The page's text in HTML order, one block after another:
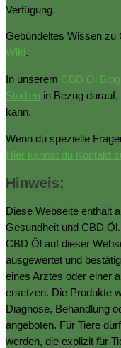
Verfügung.
Gebündeltes Wissen zu
Wiki.
In unserem CBD Öl Blog
Studien in Bezug
kann.
Wenn du spezielle
Hier kannst du Kontakt
Hinweis:
Diese Webseite enthält
Gesundheit und CBD
CBD Öl auf dieser
ausgewertet und
eines Arztes oder einer
ersetzen. Die Produkte
Diagnose, Behandlung
angeboten. Für Tiere
werden, die explizit für